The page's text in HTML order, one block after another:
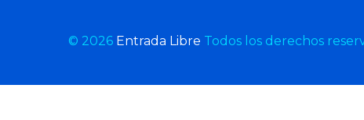
© 2026 Entrada Libre Todos los derechos